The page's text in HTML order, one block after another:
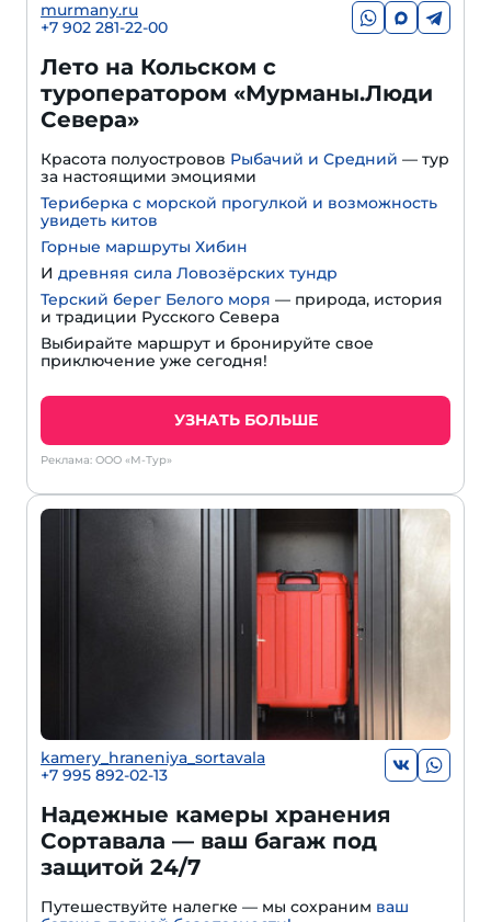
murmany.ru
+7 902 281-22-00
Лето на Кольском с
туроператором «Мурманы.Люди
Севера»
Красота полуостровов Рыбачий и Средний — тур
за настоящими эмоциями
Териберка с морской прогулкой и возможность
увидеть китов
Горные маршруты Хибин
И древняя сила Ловозёрских тундр
Терский берег Белого моря — природа, история
и традиции Русского Севера
Выбирайте маршрут и бронируйте свое
приключение уже сегодня!
УЗНАТЬ БОЛЬШЕ
Реклама: ООО «М-Тур»
kamery_hraneniya_sortavala
+7 995 892-02-13
Надежные камеры хранения
Сортавала — ваш багаж под
защитой 24/7
Путешествуйте налегке — мы сохраним ваш